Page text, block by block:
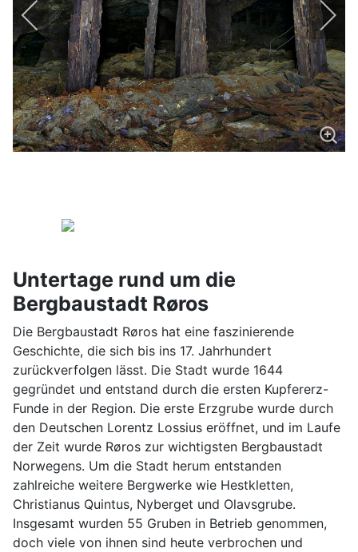
Untertage rund um die
Bergbaustadt Røros
Die Bergbaustadt Røros hat eine faszinierende
Geschichte, die sich bis ins 17. Jahrhundert
zurückverfolgen lässt. Die Stadt wurde 1644
gegründet und entstand durch die ersten Kupfererz-
Funde in der Region. Die erste Erzgrube wurde durch
den Deutschen Lorentz Lossius eröffnet, und im Laufe
der Zeit wurde Røros zur wichtigsten Bergbaustadt
Norwegens. Um die Stadt herum entstanden
zahlreiche weitere Bergwerke wie Hestkletten,
Christianus Quintus, Nyberget und Olavsgrube.
Insgesamt wurden 55 Gruben in Betrieb genommen,
doch viele von ihnen sind heute verbrochen und